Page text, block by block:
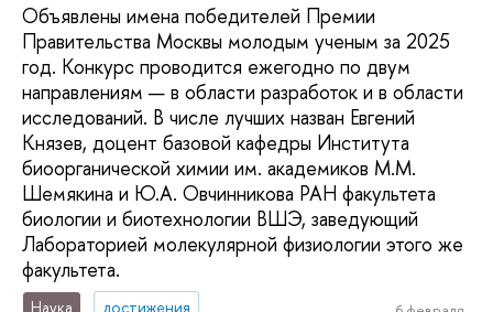
Объявлены имена победителей Премии
Правительства Москвы молодым ученым за 2025
год. Конкурс проводится ежегодно по двум
направлениям — в области разработок и в области
исследований. В числе лучших назван Евгений
Князев, доцент базовой кафедры Института
биоорганической химии им. академиков М.М.
Шемякина и Ю.А. Овчинникова РАН факультета
биологии и биотехнологии ВШЭ, заведующий
Лабораторией молекулярной физиологии этого же
факультета.
Наука достижения